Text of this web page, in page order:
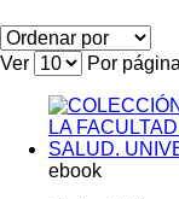
Ver Por página
ebook